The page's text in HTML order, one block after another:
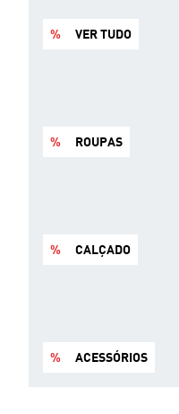
% VER TUDO
% ROUPAS
% CALÇADO
% ACESSÓRIOS